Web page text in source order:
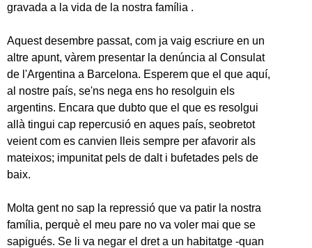
gravada a la vida de la nostra família .
Aquest desembre passat, com ja vaig escriure en un
altre apunt, vàrem presentar la denúncia al Consulat
de l'Argentina a Barcelona. Esperem que el que aquí,
al nostre país, se'ns nega ens ho resolguin els
argentins. Encara que dubto que el que es resolgui
allà tingui cap repercusió en aques país, seobretot
veient com es canvien lleis sempre per afavorir als
mateixos; impunitat pels de dalt i bufetades pels de
baix.
Molta gent no sap la repressió que va patir la nostra
família, perquè el meu pare no va voler mai que se
sapigués. Se li va negar el dret a un habitatge -quan